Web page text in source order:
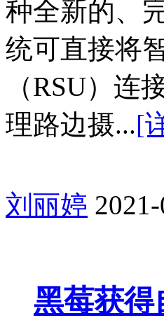
种全新的、
统可直接将
（RSU）
理路边摄...[
刘丽婷
黑莓获得